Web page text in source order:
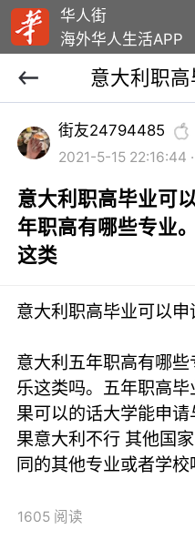
华人街
海外华人生活APP
街友24794485
2021-5-15 22:16:44
意大利职高毕业可
年职高有哪些专业
这类
意大利职高毕业可以申
意大利五年职高有哪
乐这类吗。五年职高
果可以的话大学能申
果意大利不行 其他国
同的其他专业或者学校
1605 阅读